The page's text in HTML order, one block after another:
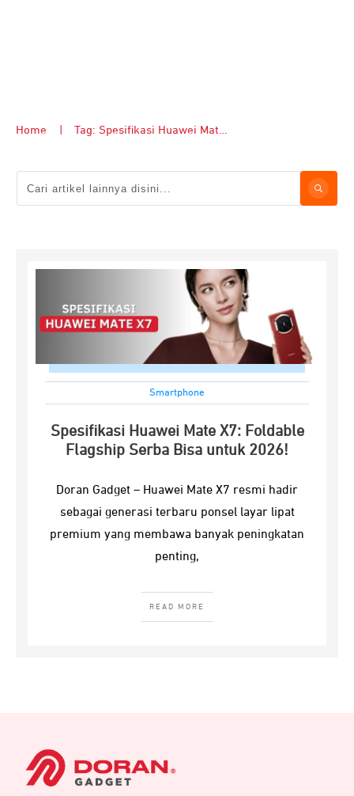
Home Tag: Spesifikasi Huawei Mate X7
Smartphone
Spesifikasi Huawei Mate X7: Foldable
Flagship Serba Bisa untuk 2026!
Doran Gadget – Huawei Mate X7 resmi hadir
sebagai generasi terbaru ponsel layar lipat
premium yang membawa banyak peningkatan
penting,
READ MORE